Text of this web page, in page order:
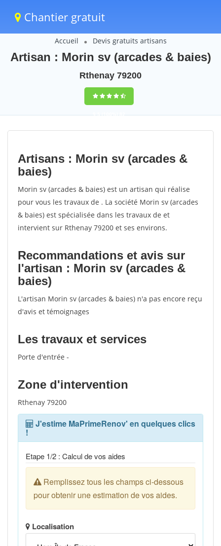
Chantier gratuit
Accueil Devis gratuits artisans
Artisan : Morin sv (arcades & baies)
Rthenay 79200
9,5(100%)82
votes
Artisans : Morin sv (arcades &
baies)
Morin sv (arcades & baies) est un artisan qui réalise
pour vous les travaux de . La société Morin sv (arcades
& baies) est spécialisée dans les travaux de et
intervient sur Rthenay 79200 et ses environs.
Recommandations et avis sur
l'artisan : Morin sv (arcades &
baies)
L'artisan Morin sv (arcades & baies) n'a pas encore reçu
d'avis et témoignages
Les travaux et services
Porte d'entrée -
Zone d'intervention
Rthenay 79200